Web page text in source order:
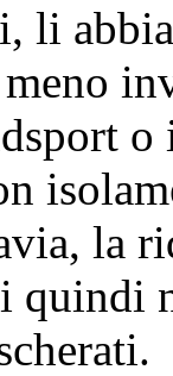
li
meno
la
quindi